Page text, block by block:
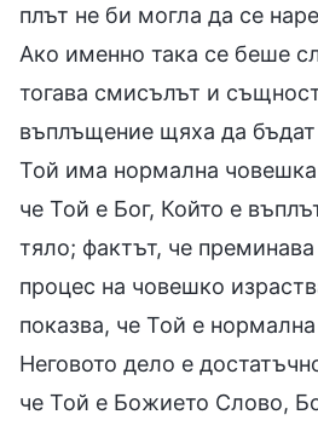
плът не би могла да се
Ако именно така се беше
тогава смисълът и
въплъщение щяха да бъдат
Той има нормална
че Той е Бог, Който е
тяло; фактът, че
процес на човешко
показва, че Той е
Неговото дело е
че Той е Божието Слово,